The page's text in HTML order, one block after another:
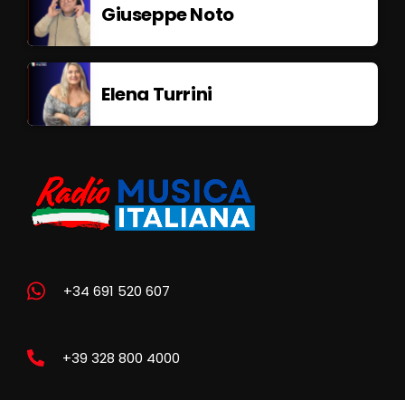
Giuseppe Noto
Elena Turrini
+34 691 520 607
+39 328 800 4000